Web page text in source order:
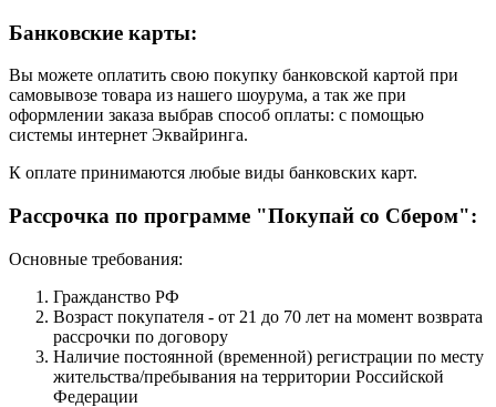
Банковские карты:
Вы можете оплатить свою покупку банковской картой при
самовывозе товара из нашего шоурума, а так же при
оформлении заказа выбрав способ оплаты: с помощью
системы интернет Эквайринга.
К оплате принимаются любые виды банковских карт.
Рассрочка по программе "Покупай со Сбером":
Основные требования:
Гражданство РФ
Возраст покупателя - от 21 до 70 лет на момент возврата
рассрочки по договору
Наличие постоянной (временной) регистрации по месту
жительства/пребывания на территории Российской
Федерации